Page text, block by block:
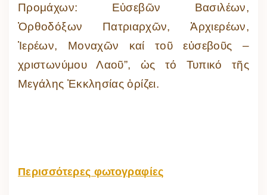
Προμάχων: Εὐσεβῶν Βασιλέων,
Ὀρθοδόξων Πατριαρχῶν, Ἀρχιερέων,
Ἱερέων, Μοναχῶν καί τοῦ εὐσεβοῦς –
χριστωνύμου Λαοῦ”, ὡς τό Τυπικό τῆς
Μεγάλης Ἐκκλησίας ὁρίζει.
Περισσότερες φωτογραφίες